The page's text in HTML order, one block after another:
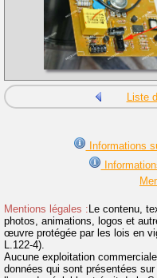
Liste
Informations
Mentions légales : Le contenu,
photos, animations, logos et
œuvre protégée par les lois en
L.122-4).
Aucune exploitation
données qui sont présentées